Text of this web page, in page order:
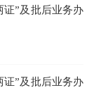
证”及批后业务办
证”及批后业务办